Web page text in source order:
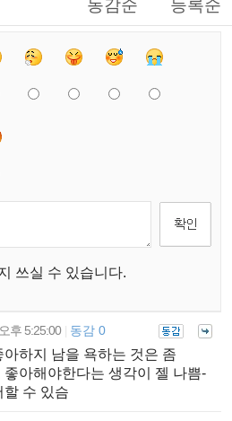
동감순 등록순
쓰실 수 있습니다.
후 5:25:00 동감 0
하지 남을 욕하는 것은 좀
아해야한다는 생각이 젤 나쁨-
할 수 있슴